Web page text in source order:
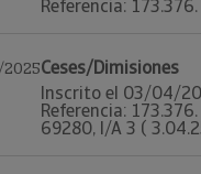
Referencia: 173.376.
2025Ceses/Dimisiones
Inscrito el 03/04/
Referencia: 173.376.
69280, I/A 3 (